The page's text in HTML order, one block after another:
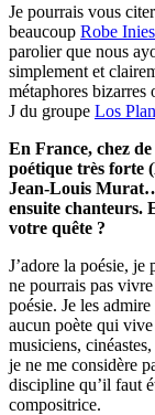
Je pourrais vous
beaucoup Robe
parolier que nous
simplement et
métaphores bizarres
J du groupe Los
En France, chez
poétique très forte
Jean-Louis
ensuite chanteurs.
votre quête ?
J’adore la poésie, je
ne pourrais pas vivre
poésie. Je les
aucun poète qui
musiciens,
je ne me considère
discipline qu’il faut
compositrice.